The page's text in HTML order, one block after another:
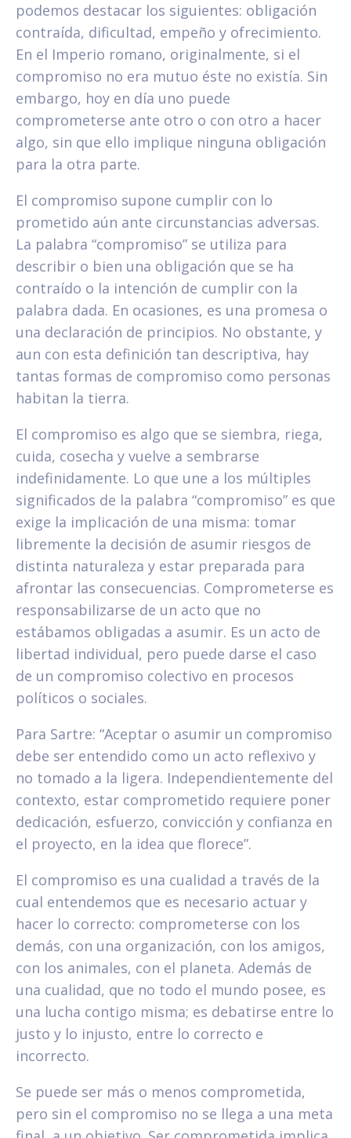
podemos destacar los siguientes: obligación
contraída, dificultad, empeño y ofrecimiento.
En el Imperio romano, originalmente, si el
compromiso no era mutuo éste no existía. Sin
embargo, hoy en día uno puede
comprometerse ante otro o con otro a hacer
algo, sin que ello implique ninguna obligación
para la otra parte.
El compromiso supone cumplir con lo
prometido aún ante circunstancias adversas.
La palabra “compromiso” se utiliza para
describir o bien una obligación que se ha
contraído o la intención de cumplir con la
palabra dada. En ocasiones, es una promesa o
una declaración de principios. No obstante, y
aun con esta definición tan descriptiva, hay
tantas formas de compromiso como personas
habitan la tierra.
El compromiso es algo que se siembra, riega,
cuida, cosecha y vuelve a sembrarse
indefinidamente. Lo que une a los múltiples
significados de la palabra “compromiso” es que
exige la implicación de una misma: tomar
libremente la decisión de asumir riesgos de
distinta naturaleza y estar preparada para
afrontar las consecuencias. Comprometerse es
responsabilizarse de un acto que no
estábamos obligadas a asumir. Es un acto de
libertad individual, pero puede darse el caso
de un compromiso colectivo en procesos
políticos o sociales.
Para Sartre: “Aceptar o asumir un compromiso
debe ser entendido como un acto reflexivo y
no tomado a la ligera. Independientemente del
contexto, estar comprometido requiere poner
dedicación, esfuerzo, convicción y confianza en
el proyecto, en la idea que florece”.
El compromiso es una cualidad a través de la
cual entendemos que es necesario actuar y
hacer lo correcto: comprometerse con los
demás, con una organización, con los amigos,
con los animales, con el planeta. Además de
una cualidad, que no todo el mundo posee, es
una lucha contigo misma; es debatirse entre lo
justo y lo injusto, entre lo correcto e
incorrecto.
Se puede ser más o menos comprometida,
pero sin el compromiso no se llega a una meta